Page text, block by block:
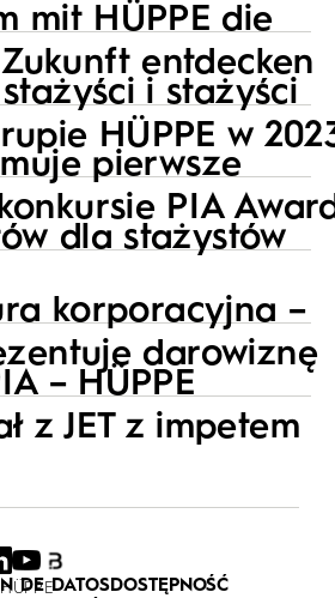
mit HÜPPE die
entdecken
i stażyści
HÜPPE w
pierwsze
PIA
dla stażystów
korporacyjna –
darowiznę
– HÜPPE
z JET z impetem
DE DATOSDOSTĘPNOŚĆ